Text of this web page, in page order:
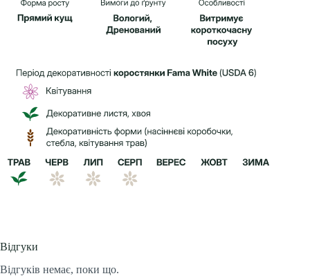
Відгуки
Відгуків немає, поки що.